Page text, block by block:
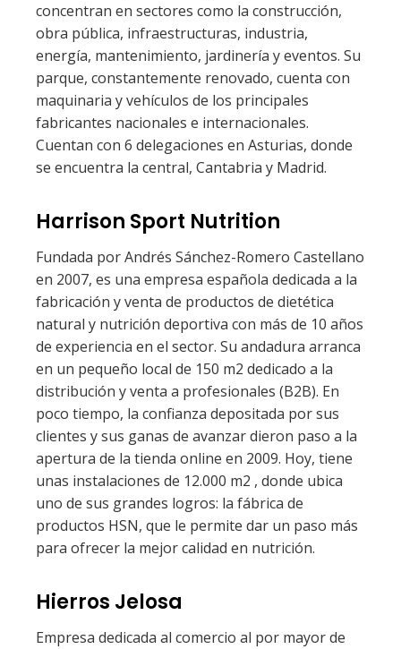
concentran en sectores como la construcción,
obra pública, infraestructuras, industria,
energía, mantenimiento, jardinería y eventos. Su
parque, constantemente renovado, cuenta con
maquinaria y vehículos de los principales
fabricantes nacionales e internacionales.
Cuentan con 6 delegaciones en Asturias, donde
se encuentra la central, Cantabria y Madrid.
Harrison Sport Nutrition
Fundada por Andrés Sánchez-Romero Castellano
en 2007, es una empresa española dedicada a la
fabricación y venta de productos de dietética
natural y nutrición deportiva con más de 10 años
de experiencia en el sector. Su andadura arranca
en un pequeño local de 150 m2 dedicado a la
distribución y venta a profesionales (B2B). En
poco tiempo, la confianza depositada por sus
clientes y sus ganas de avanzar dieron paso a la
apertura de la tienda online en 2009. Hoy, tiene
unas instalaciones de 12.000 m2 , donde ubica
uno de sus grandes logros: la fábrica de
productos HSN, que le permite dar un paso más
para ofrecer la mejor calidad en nutrición.
Hierros Jelosa
Empresa dedicada al comercio al por mayor de